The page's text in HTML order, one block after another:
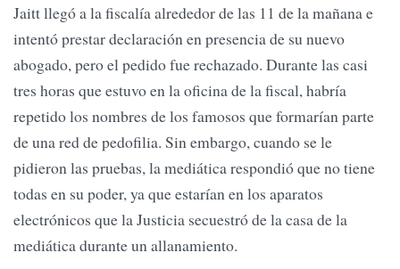
Jaitt llegó a la fiscalía alrededor de las 11 de la mañana e
intentó prestar declaración en presencia de su nuevo
abogado, pero el pedido fue rechazado. Durante las casi
tres horas que estuvo en la oficina de la fiscal, habría
repetido los nombres de los famosos que formarían parte
de una red de pedofilia. Sin embargo, cuando se le
pidieron las pruebas, la mediática respondió que no tiene
todas en su poder, ya que estarían en los aparatos
electrónicos que la Justicia secuestró de la casa de la
mediática durante un allanamiento.